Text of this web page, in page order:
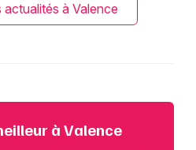
actualités à Valence
à Valence